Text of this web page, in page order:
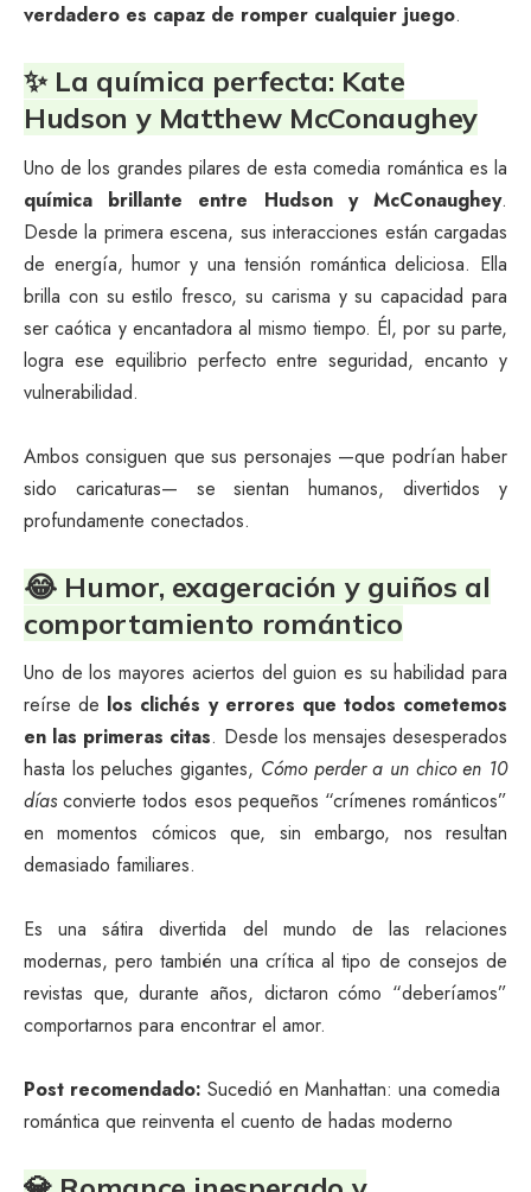
verdadero es capaz de romper cualquier juego.
✨ La química perfecta: Kate
Hudson y Matthew McConaughey
Uno de los grandes pilares de esta comedia romántica es la
química brillante entre Hudson y McConaughey.
Desde la primera escena, sus interacciones están cargadas
de energía, humor y una tensión romántica deliciosa. Ella
brilla con su estilo fresco, su carisma y su capacidad para
ser caótica y encantadora al mismo tiempo. Él, por su parte,
logra ese equilibrio perfecto entre seguridad, encanto y
vulnerabilidad.
Ambos consiguen que sus personajes —que podrían haber
sido caricaturas— se sientan humanos, divertidos y
profundamente conectados.
😂 Humor, exageración y guiños al
comportamiento romántico
Uno de los mayores aciertos del guion es su habilidad para
reírse de los clichés y errores que todos cometemos
en las primeras citas. Desde los mensajes desesperados
hasta los peluches gigantes, Cómo perder a un chico en 10
díasconvierte todos esos pequeños “crímenes románticos”
en momentos cómicos que, sin embargo, nos resultan
demasiado familiares.
Es una sátira divertida del mundo de las relaciones
modernas, pero también una crítica al tipo de consejos de
revistas que, durante años, dictaron cómo “deberíamos”
comportarnos para encontrar el amor.
Post recomendado: Sucedió en Manhattan: una comedia
romántica que reinventa el cuento de hadas moderno